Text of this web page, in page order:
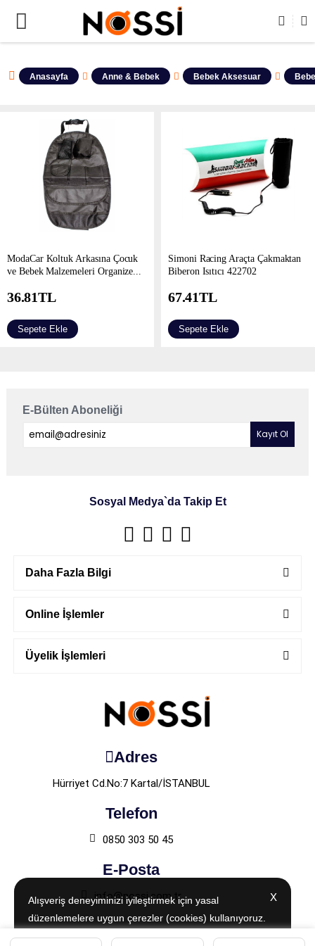
ÜRÜNLERİN TAMAMI DEMODUR SATIŞA KAPALIDIR !
Anasayfa Anne & Bebek Bebek Aksesuar
ModaCar Koltuk Arkasına Çocuk
ve Bebek Malzemeleri Organize...
36.81TL
Sepete Ekle
Simoni Racing Araçta Çakmaktan
Biberon Isıtıcı 422702
67.41TL
Sepete Ekle
X
Alışveriş deneyiminizi iyileştirmek için yasal
düzenlemelere uygun çerezler (cookies) kullanıyoruz.
Detaylı bilgiyeAydınlatma Metnisayfamızdan
E-Bülten Aboneliği
Sosyal Medya`da Takip Et
Daha Fazla Bilgi
Online İşlemler
Üyelik İşlemleri
Adres
Hürriyet Cd.No:7 Kartal/İSTANBUL
Telefon
0850 303 50 45
E-Posta
info@nossi.com.tr X
Alışveriş deneyiminizi iyileştirmek için yasal
düzenlemelere uygun çerezler (cookies) kullanıyoruz.
Detaylı bilgiyeAydınlatma Metnisayfamızdan